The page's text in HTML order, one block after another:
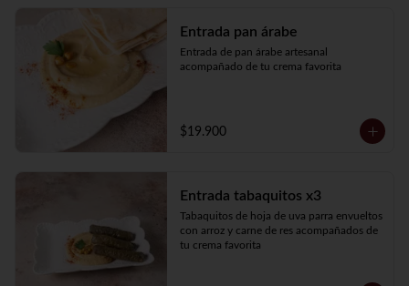
Entrada pan árabe
Entrada de pan árabe artesanal
acompañado de tu crema favorita
$19.900
Entrada tabaquitos x3
Tabaquitos de hoja de uva parra envueltos
con arroz y carne de res acompañados de
tu crema favorita